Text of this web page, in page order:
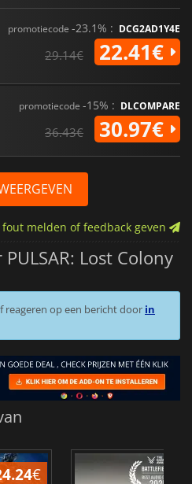
promotiecode -23.1% : DCG2AD1Y4E
29.14€ 22.41€
promotiecode -15% : DLCOMPARE
36.43€ 30.97€
fout melden of feedback geven
Lost Colony
reageren op een bericht door in
€